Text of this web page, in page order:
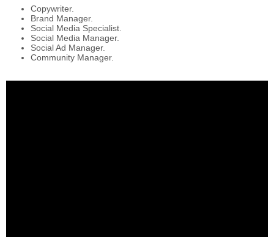
Copywriter.
Brand Manager.
Social Media Specialist.
Social Media Manager.
Social Ad Manager.
Community Manager.